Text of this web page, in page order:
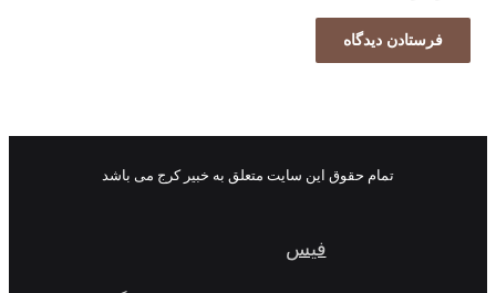
تمام حقوق این سایت متعلق به خبیر کرج می باشد
فیس